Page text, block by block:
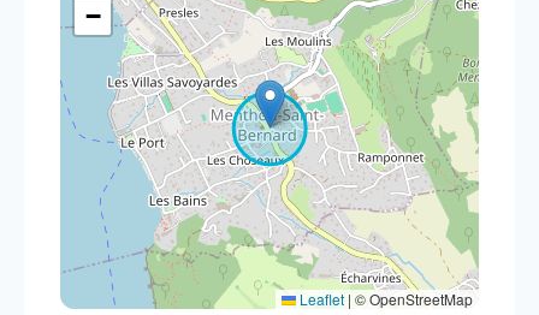
−
Leaflet | © OpenStreetMap